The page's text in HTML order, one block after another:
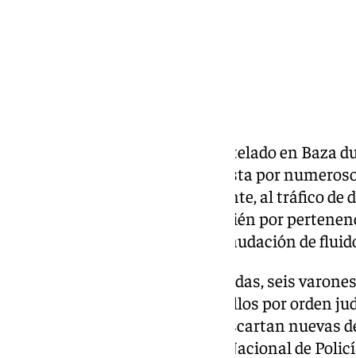
ha desmantelado en Baza
organización criminal compuesta por
familiar dedicado, presuntamente, al tráfico de
habiendo sido imputados también por
tenencia ilícita de armas y defraudación de
Han sido 13 las personas detenidas, seis
ingresado en prisión nueve de ellos por orden
policial sigue abierta y no se descartan nuevas
viernes en una nota el Cuerpo Nacional de